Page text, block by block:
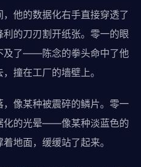
他的数据化右手直接穿透了
的刀刃割开纸张。零一的眼
及了——陈念的拳头命中了他
撞在工厂的墙壁上。
像某种被震碎的鳞片。零一
化的光晕——像某种淡蓝色的
地面，缓缓站了起来。